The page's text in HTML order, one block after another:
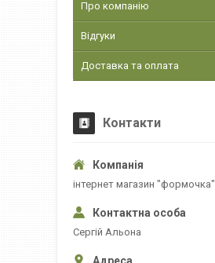
Про компанію
Відгуки
Доставка та оплата
Контакти
інтернет магазин "формочка"
Сергій Альона